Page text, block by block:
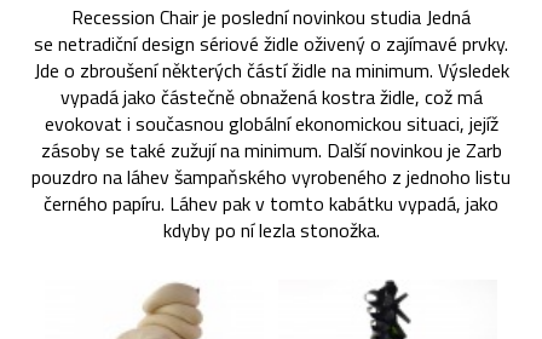
Recession Chair je poslední novinkou studia Jedná
se netradiční design sériové židle oživený o zajímavé prvky.
Jde o zbroušení některých částí židle na minimum. Výsledek
vypadá jako částečně obnažená kostra židle, což má
evokovat i současnou globální ekonomickou situaci, jejíž
zásoby se také zužují na minimum. Další novinkou je Zarb
pouzdro na láhev šampaňského vyrobeného z jednoho listu
černého papíru. Láhev pak v tomto kabátku vypadá, jako
kdyby po ní lezla stonožka.